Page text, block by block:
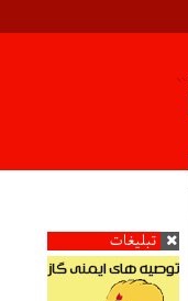
تبلیغات